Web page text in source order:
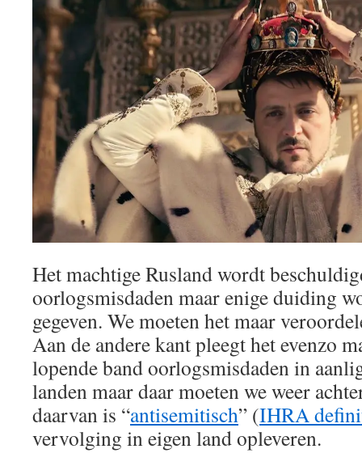
Het machtige Rusland wordt
oorlogsmisdaden maar enige duiding
gegeven. We moeten het maar
Aan de andere kant pleegt het evenzo
lopende band oorlogsmisdaden in
landen maar daar moeten we weer
daarvan is “antisemitisch” (IHRA
vervolging in eigen land opleveren.